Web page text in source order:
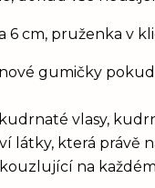
6 cm, pruženka v
gumičky
vlasy,
látky, která právě
na